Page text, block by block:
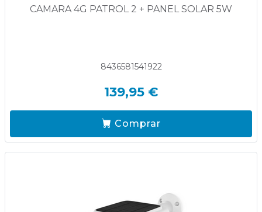
CAMARA 4G PATROL 2 + PANEL SOLAR 5W
8436581541922
139,95 €
Comprar